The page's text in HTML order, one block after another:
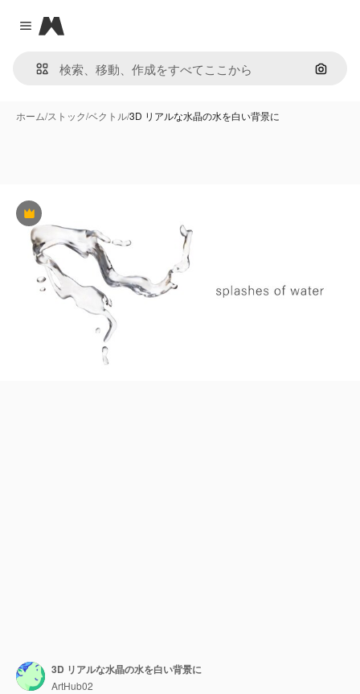
Close menu
Magnific
画像で
ホーム/ストック/ベクトル/3D リアルな水晶の水を白い背景に
Premium
3D リアルな水晶の水を白い背景に
ArtHub02